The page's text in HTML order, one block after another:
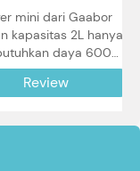
mini dari Gaabor
kapasitas 2L hanya
daya 600W
Simak
di sini.
Review